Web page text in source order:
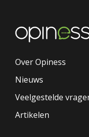
Over Opiness
Nieuws
Veelgestelde
Artikelen